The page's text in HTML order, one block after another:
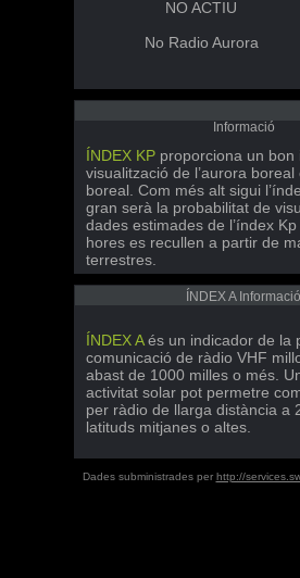
NO ACTIU
No Radio Aurora
Informació
ÍNDEX KP proporciona un bon
visualització de l’aurora
boreal. Com més alt sigui
gran serà la probabilitat de
dades estimades de l’índex
hores es recullen a partir de
terrestres.
ÍNDEX A Informació
ÍNDEX Aés un indicador de la
comunicació de ràdio VHF
abast de 1000 milles o més.
activitat solar pot permetre
per ràdio de llarga distància a
latituds mitjanes o altes.
Dades subministrades per http://